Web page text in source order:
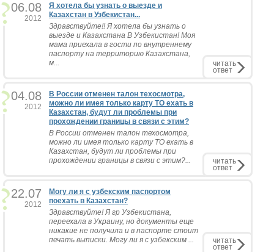
06.08
2012
Я хотела бы узнать о выезде и
Казахстан в Узбекистан...
Здравствуйте!! Я хотела бы узнать о
выезде и Казахстана В Узбекистан! Моя
мама приехала в гости по внутреннему
паспорту на территорию Казахстана,
м...
читать
ответ
04.08
2012
В России отменен талон техосмотра,
можно ли имея только карту ТО ехать в
Казахстан, будут ли проблемы при
прохождении границы в связи с этим?
В России отменен талон техосмотра,
можно ли имея только карту ТО ехать в
Казахстан, будут ли проблемы при
прохождении границы в связи с этим?...
читать
ответ
22.07
2012
Могу ли я с узбекским паспортом
поехать в Казахстан?
Здравствуйте! Я гр Узбекистана,
переехала в Украину, но документы еще
никакие не получила и в паспорте стоит
печать выписки. Могу ли я с узбекским ...
читать
ответ